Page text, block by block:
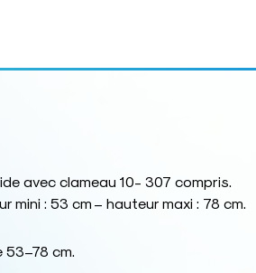
avec clameau 10- 307 compris.
mini : 53 cm – hauteur maxi : 78 cm.
cm.